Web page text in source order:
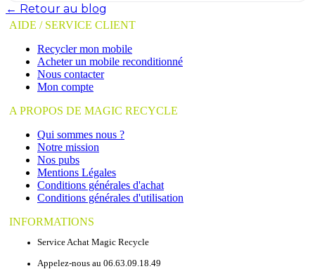
← Retour au blog
AIDE / SERVICE CLIENT
Recycler mon mobile
Acheter un mobile reconditionné
Nous contacter
Mon compte
A PROPOS DE MAGIC RECYCLE
Qui sommes nous ?
Notre mission
Nos pubs
Mentions Légales
Conditions générales d'achat
Conditions générales d'utilisation
INFORMATIONS
Service Achat Magic Recycle
Appelez-nous au 06.63.09.18.49